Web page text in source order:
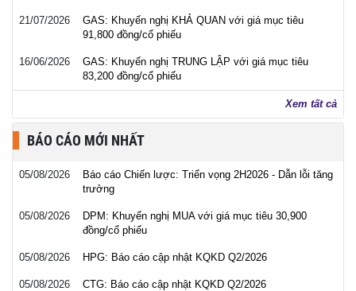
21/07/2026
GAS: Khuyến nghị KHẢ QUAN với giá mục tiêu
91,800 đồng/cổ phiếu
16/06/2026
GAS: Khuyến nghị TRUNG LẬP với giá mục tiêu
83,200 đồng/cổ phiếu
Xem tất cả
BÁO CÁO MỚI NHẤT
05/08/2026
Báo cáo Chiến lược: Triển vọng 2H2026 - Dẫn lỗi tăng
trưởng
05/08/2026
DPM: Khuyến nghị MUA với giá mục tiêu 30,900
đồng/cổ phiếu
05/08/2026 HPG: Báo cáo cập nhật KQKD Q2/2026
05/08/2026 CTG: Báo cáo cập nhật KQKD Q2/2026